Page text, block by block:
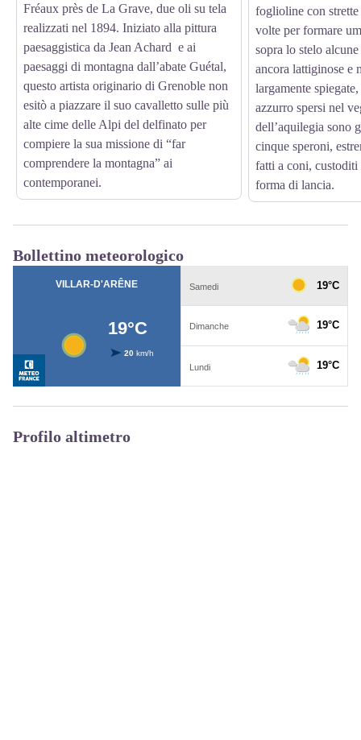
Fréaux près de La Grave, due oli su tela
realizzati nel 1894. Iniziato alla pittura
paesaggistica da Jean Achard e ai
paesaggi di montagna dall’abate Guétal,
questo artista originario di Grenoble non
esitò a piazzare il suo cavalletto sulle più
alte cime delle Alpi del delfinato per
compiere la sua missione di “far
comprendere la montagna” ai
contemporanei.
foglioline con
volte per formare
sopra lo stelo
ancora lattiginose e
largamente
azzurro spersi nel
dell’aquilegia sono
cinque speroni,
fatti a coni, custoditi
forma di lancia.
Bollettino meteorologico
Profilo altimetro